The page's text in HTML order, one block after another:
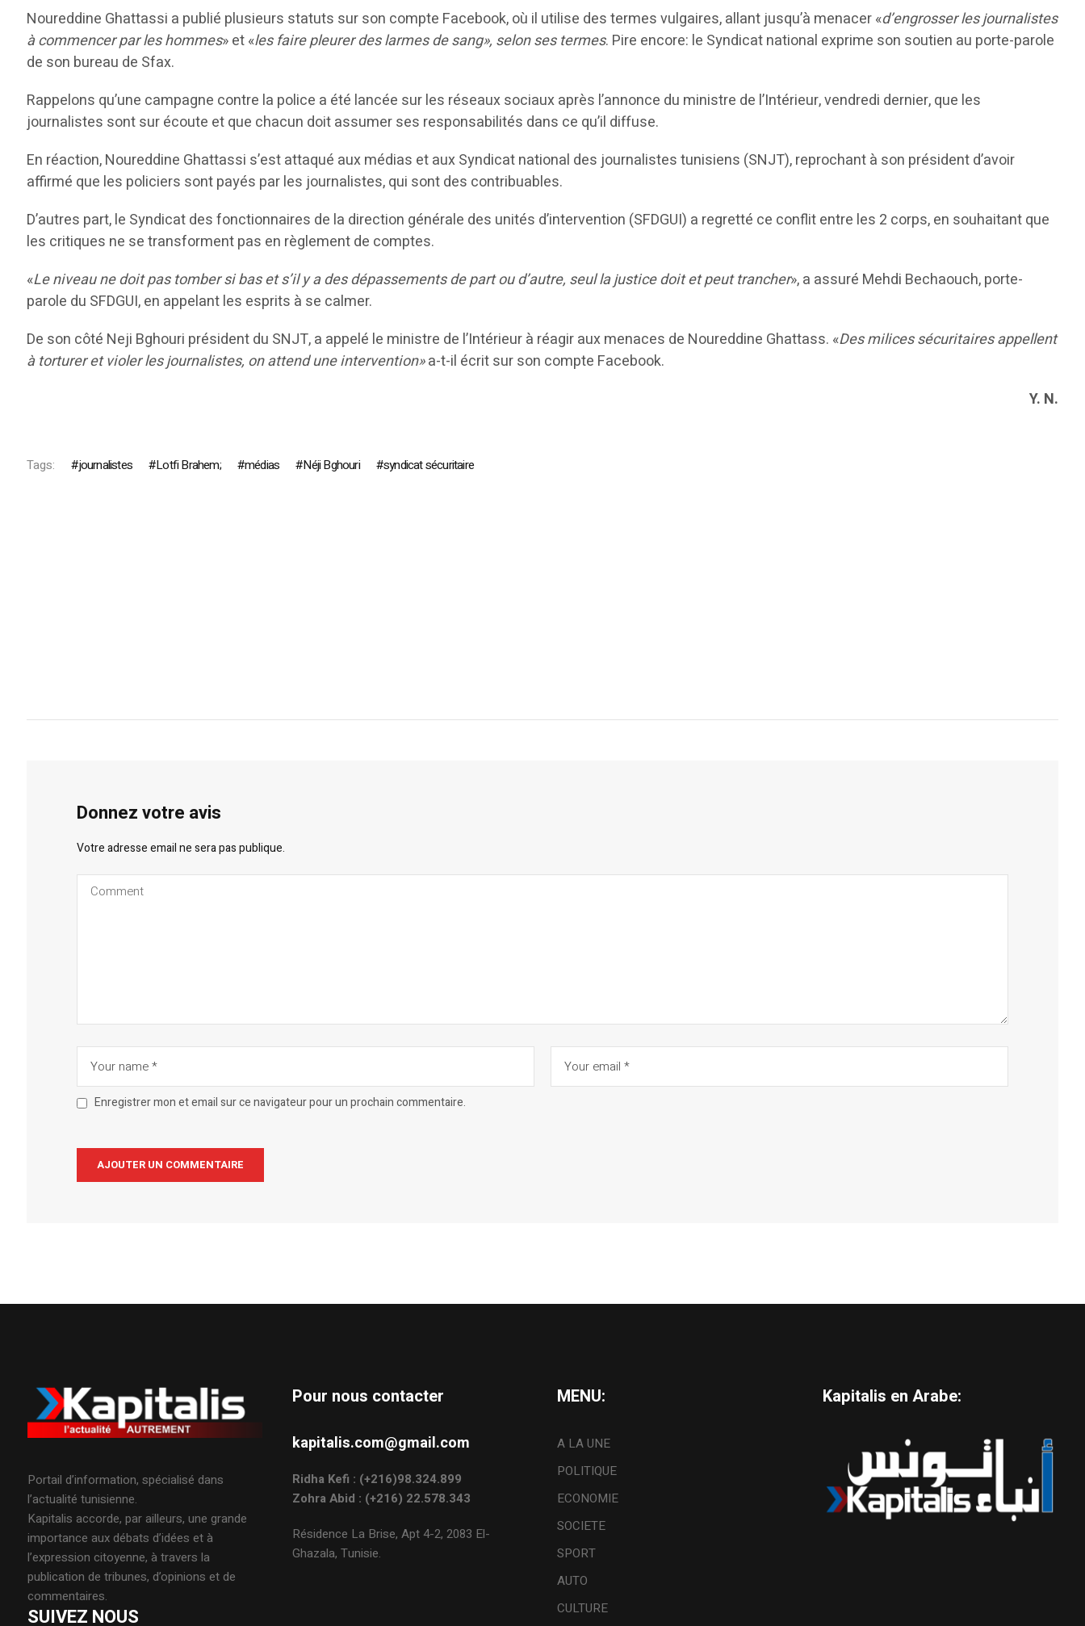
Noureddine Ghattassi a publié plusieurs statuts sur son compte Facebook, où il utilise des termes vulgaires, allant jusqu’à menacer «d’engrosser les journalistes
à commencer par les hommes» et «les faire pleurer des larmes de sang», selon ses termes. Pire encore: le Syndicat national exprime son soutien au porte-parole
de son bureau de Sfax.
Rappelons qu’une campagne contre la police a été lancée sur les réseaux sociaux après l’annonce du ministre de l’Intérieur, vendredi dernier, que les
journalistes sont sur écoute et que chacun doit assumer ses responsabilités dans ce qu’il diffuse.
En réaction, Noureddine Ghattassi s’est attaqué aux médias et aux Syndicat national des journalistes tunisiens (SNJT), reprochant à son président d’avoir
affirmé que les policiers sont payés par les journalistes, qui sont des contribuables.
D’autres part, le Syndicat des fonctionnaires de la direction générale des unités d’intervention (SFDGUI) a regretté ce conflit entre les 2 corps, en souhaitant que
les critiques ne se transforment pas en règlement de comptes.
«Le niveau ne doit pas tomber si bas et s’il y a des dépassements de part ou d’autre, seul la justice doit et peut trancher», a assuré Mehdi Bechaouch, porte-
parole du SFDGUI, en appelant les esprits à se calmer.
De son côté Neji Bghouri président du SNJT, a appelé le ministre de l’Intérieur à réagir aux menaces de Noureddine Ghattass. «Des milices sécuritaires appellent
à torturer et violer les journalistes, on attend une intervention»a-t-il écrit sur son compte Facebook.
Y. N.
Tags: journalistes Lotfi Brahem; médias Néji Bghouri syndicat sécuritaire
Donnez votre avis
Votre adresse email ne sera pas publique.
Enregistrer mon et email sur ce navigateur pour un prochain commentaire.
Portail d’information, spécialisé dans
l’actualité tunisienne.
Kapitalis accorde, par ailleurs, une grande
importance aux débats d’idées et à
l’expression citoyenne, à travers la
publication de tribunes, d’opinions et de
commentaires.
SUIVEZ NOUS
Pour nous contacter
kapitalis.com@gmail.com
Ridha Kefi : (+216)98.324.899
Zohra Abid : (+216) 22.578.343
Résidence La Brise, Apt 4-2, 2083 El-
Ghazala, Tunisie.
MENU:
A LA UNE
POLITIQUE
ECONOMIE
SOCIETE
SPORT
AUTO
CULTURE
Kapitalis en Arabe: